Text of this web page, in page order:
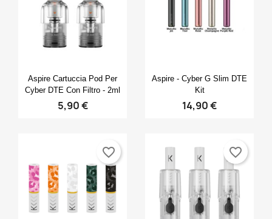
Anteprima
Aspire Cartuccia Pod Per
Cyber DTE Con Filtro - 2ml
5,90 €
Anteprima
Aspire - Cyber G Slim DTE
Kit
14,90 €
favorite_border favorite_border